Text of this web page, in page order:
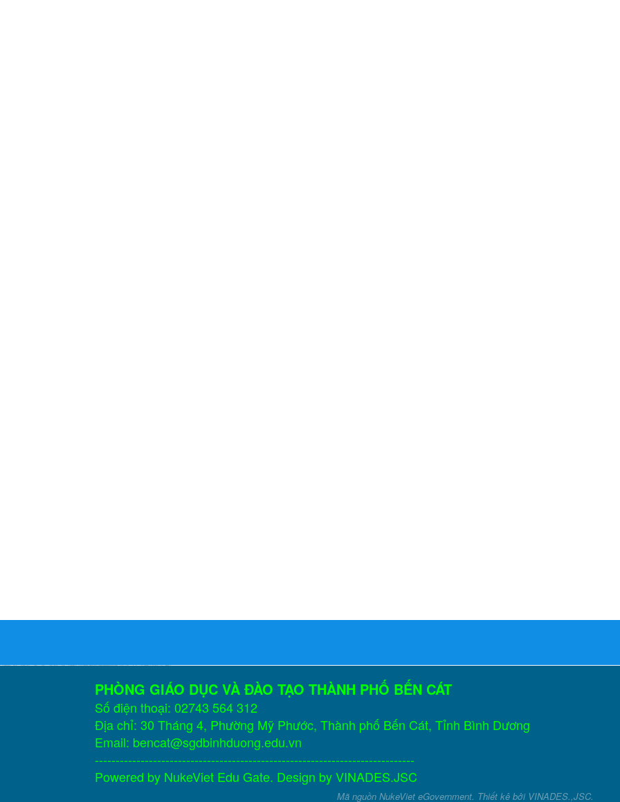
PHÒNG GIÁO DỤC VÀ ĐÀO TẠO THÀNH PHỐ BẾN CÁT
Số điện thoại: 02743 564 312
Địa chỉ: 30 Tháng 4, Phường Mỹ Phước, Thành phố Bến Cát, Tỉnh Bình Dương
Email: bencat@sgdbinhduong.edu.vn
-----------------------------------------------------------------------------
Powered by NukeViet Edu Gate. Design byVINADES.JSC
Mã nguồn NukeViet eGovernment. Thiết kê bởi VINADES.,JSC.